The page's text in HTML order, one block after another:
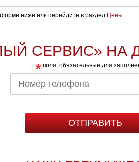
форме ниже или перейдите в раздел Цены
СЕРВИС» НА
* поля, обязательные для